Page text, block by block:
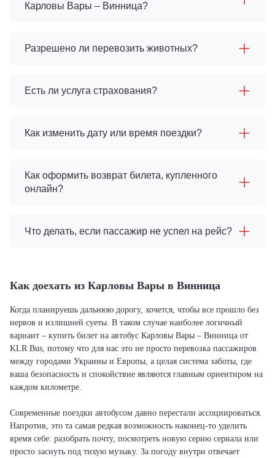
Карловы Вары – Винница?
Разрешено ли перевозить животных?
Есть ли услуга страхования?
Как изменить дату или время поездки?
Как оформить возврат билета, купленного
онлайн?
Что делать, если пассажир не успел на рейс?
Как доехать из Карловы Вары в Винница
Когда планируешь дальнюю дорогу, хочется, чтобы все прошло без
нервов и излишней суеты. В таком случае наиболее логичный
вариант – купить билет на автобус Карловы Вары – Винница от
KLR Bus, потому что для нас это не просто перевозка пассажиров
между городами Украины и Европы, а целая система заботы, где
ваша безопасность и спокойствие являются главным ориентиром на
каждом километре.
Современные поездки автобусом давно перестали ассоциироваться.
Напротив, это та самая редкая возможность наконец-то уделить
время себе: разобрать почту, посмотреть новую серию сериала или
просто заснуть под тихую музыку. За погоду внутри отвечает